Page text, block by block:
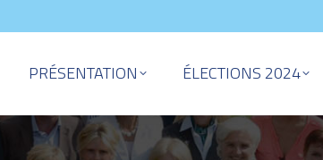
PRÉSENTATION ÉLECTIONS 2024